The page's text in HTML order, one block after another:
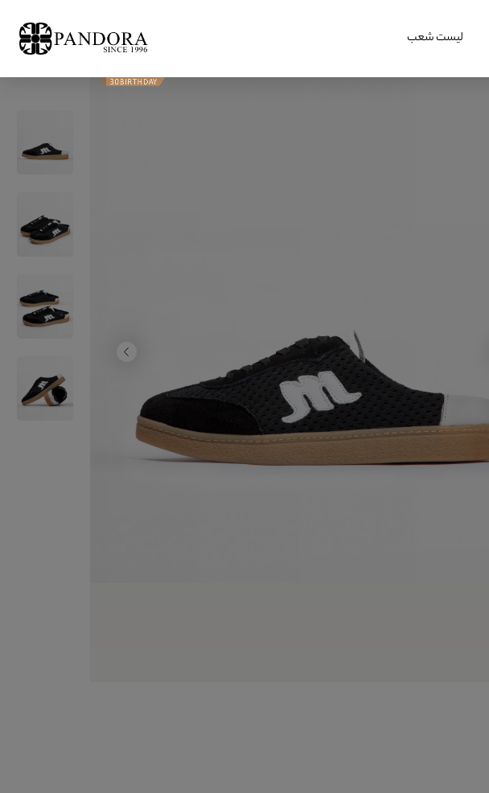
لیست شعب